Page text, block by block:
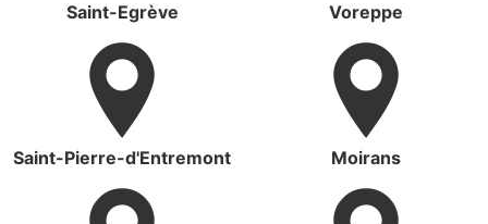
Saint-Egrève Voreppe
Saint-Pierre-d'Entremont Moirans